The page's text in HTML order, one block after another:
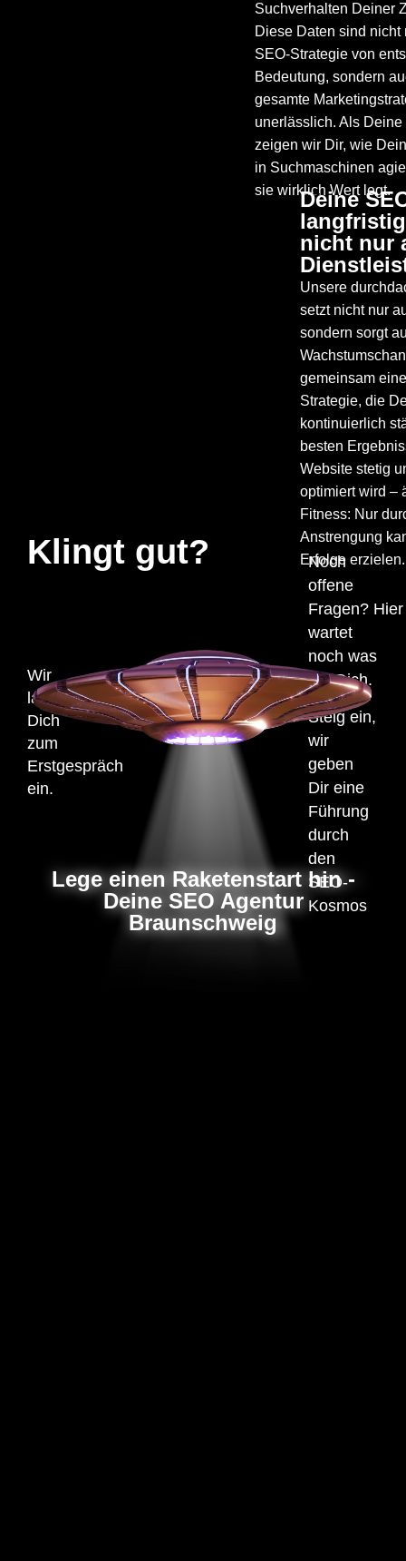
Suchverhalten Deiner
Diese Daten sind nicht
SEO-Strategie von
Bedeutung, sondern
gesamte
unerlässlich. Als
zeigen wir Dir, wie
in Suchmaschinen
sie wirklich Wert legt.
05
Unsere
setzt nicht nur
sondern sorgt
gemeinsam
Strategie, die
kontinuierlich
besten
Website stetig
optimiert wird –
Fitness: Nur
Anstrengung
Erfolge erzielen.
Deine
nicht nur
Klingt gut?
Noch
offene
Fragen? Hier
wartet
noch was
auf Dich.
Steig ein,
wir
geben
Dir eine
Führung
durch
den
SEO-
Kosmos
Wir
laden
Dich
zum
Erstgespräch
ein.
Lege einen Raketenstart hin -
Deine SEO Agentur
Braunschweig